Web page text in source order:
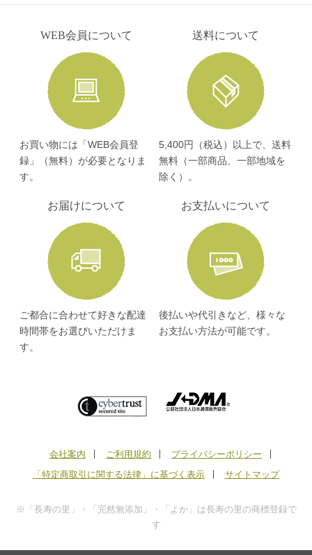
WEB会員について
お買い物には「WEB会員登
録」（無料）が必要となりま
す。
送料について
5,400円（税込）以上で、送料
無料（一部商品、一部地域を
除く）。
お届けについて
ご都合に合わせて好きな配達
時間帯をお選びいただけま
す。
お支払いについて
後払いや代引きなど、様々な
お支払い方法が可能です。
会社案内 ご利用規約
プライバシーポリシー
「特定商取引に関する法律」に基づく表示
サイトマップ
※「長寿の里」・「完然無添加」・「よか」は長寿の里の商標登録で
す